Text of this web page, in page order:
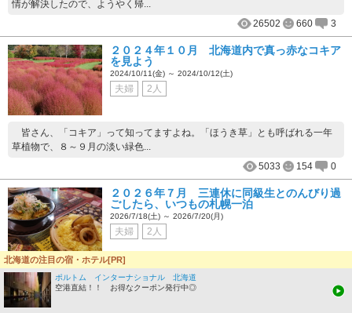
情が解決したので、ようやく帰...
26502
660 3
２０２４年１０月 北海道内で真っ赤なコキア
を見よう
2024/10/11(金) ～ 2024/10/12(土)
夫婦 2人
皆さん、「コキア」って知ってますよね。「ほうき草」とも呼ばれる一年
草植物で、８～９月の淡い緑色...
5033
154 0
２０２６年７月 三連休に同級生とのんびり過
ごしたら、いつもの札幌一泊
2026/7/18(土) ～ 2026/7/20(月)
夫婦 2人
２０２６年も夏が来たら恒例の実家に帰省です。母親には、冗談抜きで、
あと何回会えるかわからないで...
北海道の注目の宿・ホテル[PR]
ポルトム インターナショナル 北海道
空港直結！！ お得なクーポン発行中◎